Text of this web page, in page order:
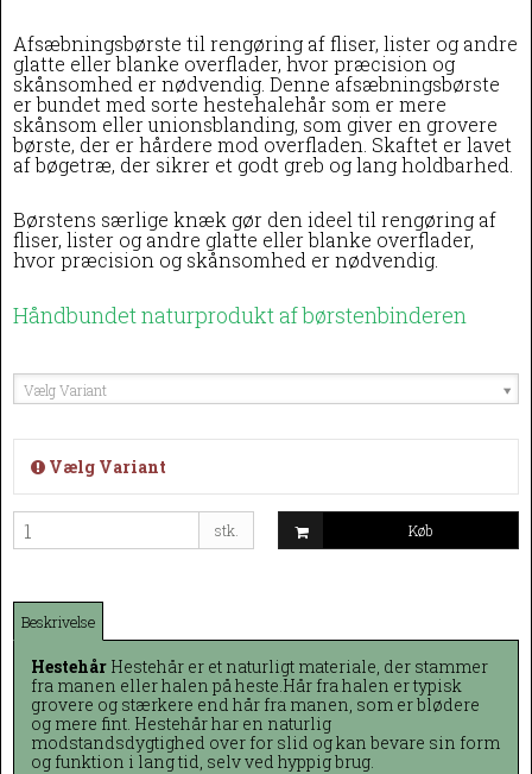
Afsæbningsbørste til rengøring af fliser, lister og andre
glatte eller blanke overflader, hvor præcision og
skånsomhed er nødvendig. Denne afsæbningsbørste
er bundet med sorte hestehalehår som er mere
skånsom eller unionsblanding, som giver en grovere
børste, der er hårdere mod overfladen. Skaftet er lavet
af bøgetræ, der sikrer et godt greb og lang holdbarhed.
Børstens særlige knæk gør den ideel til rengøring af
fliser, lister og andre glatte eller blanke overflader,
hvor præcision og skånsomhed er nødvendig.
Håndbundet naturprodukt af børstenbinderen
Vælg Variant
Vælg Variant
stk. Køb
Beskrivelse
Hestehår Hestehår er et naturligt materiale, der stammer
fra manen eller halen på heste.Hår fra halen er typisk
grovere og stærkere end hår fra manen, som er blødere
og mere fint. Hestehår har en naturlig
modstandsdygtighed over for slid og kan bevare sin form
og funktion i lang tid, selv ved hyppig brug.